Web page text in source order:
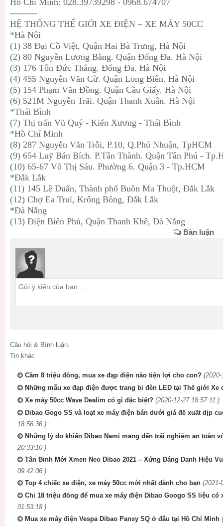
Hồ Chí Minh: 028.39739298 - 0968.674707
---------
HỆ THỐNG THẾ GIỚI XE ĐIỆN – XE MÁY 50CC
*Hà Nội
(1) 38 Đại Cồ Việt, Quận Hai Bà Trưng, Hà Nội
(2) 80 Nguyễn Lương Bằng. Quận Đống Đa. Hà Nội
(3) 176 Tôn Đức Thắng. Đống Đa. Hà Nội
(4) 455 Nguyễn Văn Cừ. Quận Long Biên. Hà Nội
(5) 154 Phạm Văn Đồng. Quận Cầu Giấy. Hà Nội
(6) 521M Nguyễn Trãi. Quận Thanh Xuân. Hà Nội
*Thái Bình
(7) Thị trấn Vũ Quý - Kiến Xương - Thái Bình
*Hồ Chí Minh
(8) 287 Nguyễn Văn Trỗi, P.10, Q.Phú Nhuận, TpHCM
(9) 654 Luỹ Bán Bích. P.Tân Thành. Quận Tân Phú -
(10) 65-67 Võ Thị Sáu. Phường 6. Quận 3 - Tp.HCM
*Đắk Lắk
(11) 145 Lê Duẩn, Thành phố Buôn Ma Thuột, Đắk Lắk
(12) Chợ Ea Trul, Krông Bông, Đắk Lắk
*Đà Nẵng
(13) Điện Biên Phủ, Quận Thanh Khê, Đà Nẵng
Bàn luận
Câu hỏi & Bình luận.
Tin khác
Cầm 8 triệu đồng, mua xe đạp điện nào tiện lợi cho con?
Những mẫu xe đạp điện được trang bi đèn LED tại Thế giới Xe
Xe máy 50cc Wave Dealim có gì đặc biệt? (2020-12-27 18:57:11 )
Dibao Gogo SS và loạt xe máy điện bán dưới giá đề xuất dịp
18:56:36 )
Những lý do khiến Dibao Nami mang đến trải nghiệm an toàn
20:33:10 )
Tân Binh Mới Xmen Neo Dibao 2021 – Xứng Đáng Danh Hiệu
09:42:06 )
Top 4 chiếc xe điện, xe máy 50cc mới nhất dành cho bạn (2021-
Chi 18 triệu đồng để mua xe máy điện Dibao Googo SS liệu có
01:53:18 )
Mua xe máy điện Vespa Dibao Pansy SQ ở đâu tại Hồ Chí Minh